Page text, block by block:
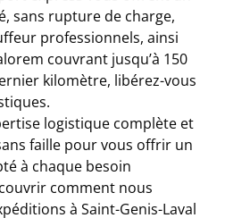
sans rupture de charge,
professionnels, ainsi
couvrant jusqu’à 150
kilomètre, libérez-vous
logistique complète et
faille pour vous offrir un
à chaque besoin
comment nous
à Saint-Genis-Laval